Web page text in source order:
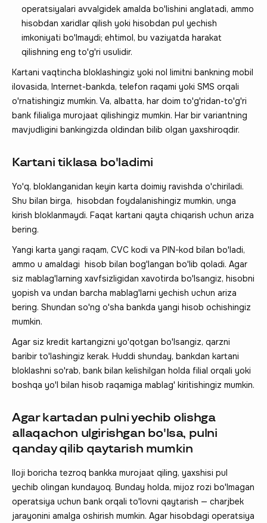
operatsiyalari avvalgidek amalda bo'lishini anglatadi, ammo
hisobdan xaridlar qilish yoki hisobdan pul yechish
imkoniyati bo'lmaydi; ehtimol, bu vaziyatda harakat
qilishning eng to'g'ri usulidir.
Kartani vaqtincha bloklashingiz yoki nol limitni bankning mobil
ilovasida, Internet-bankda, telefon raqami yoki SMS orqali
o'rnatishingiz mumkin. Va, albatta, har doim to'g'ridan-to'g'ri
bank filialiga murojaat qilishingiz mumkin. Har bir variantning
mavjudligini bankingizda oldindan bilib olgan yaxshiroqdir.
Kartani tiklasa bo'ladimi
Yo'q, bloklanganidan keyin karta doimiy ravishda o'chiriladi.
Shu bilan birga, hisobdan foydalanishingiz mumkin, unga
kirish bloklanmaydi. Faqat kartani qayta chiqarish uchun ariza
bering.
Yangi karta yangi raqam, CVC kodi va PIN-kod bilan bo'ladi,
ammo u amaldagi hisob bilan bog'langan bo'lib qoladi. Agar
siz mablag'larning xavfsizligidan xavotirda bo'lsangiz, hisobni
yopish va undan barcha mablag'larni yechish uchun ariza
bering. Shundan so'ng o'sha bankda yangi hisob ochishingiz
mumkin.
Agar siz kredit kartangizni yo'qotgan bo'lsangiz, qarzni
baribir to'lashingiz kerak. Huddi shunday, bankdan kartani
bloklashni so'rab, bank bilan kelishilgan holda filial orqali yoki
boshqa yo'l bilan hisob raqamiga mablag' kiritishingiz mumkin.
Agar kartadan pulni yechib olishga
allaqachon ulgirishgan bo'lsa, pulni
qanday qilib qaytarish mumkin
Iloji boricha tezroq bankka murojaat qiling, yaxshisi pul
yechib olingan kundayoq. Bunday holda, mijoz rozi bo'lmagan
operatsiya uchun bank orqali to'lovni qaytarish — charjbek
jarayonini amalga oshirish mumkin. Agar hisobdagi operatsiya